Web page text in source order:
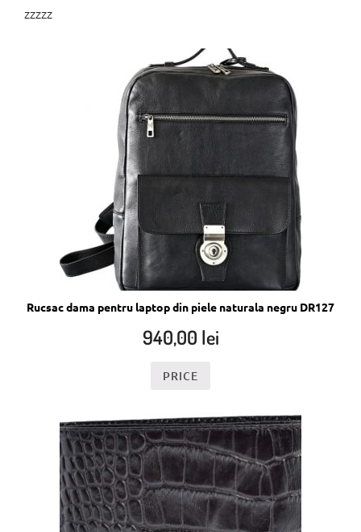
zzzzz
Rucsac dama pentru laptop din piele naturala negru DR127
940,00 lei
PRICE